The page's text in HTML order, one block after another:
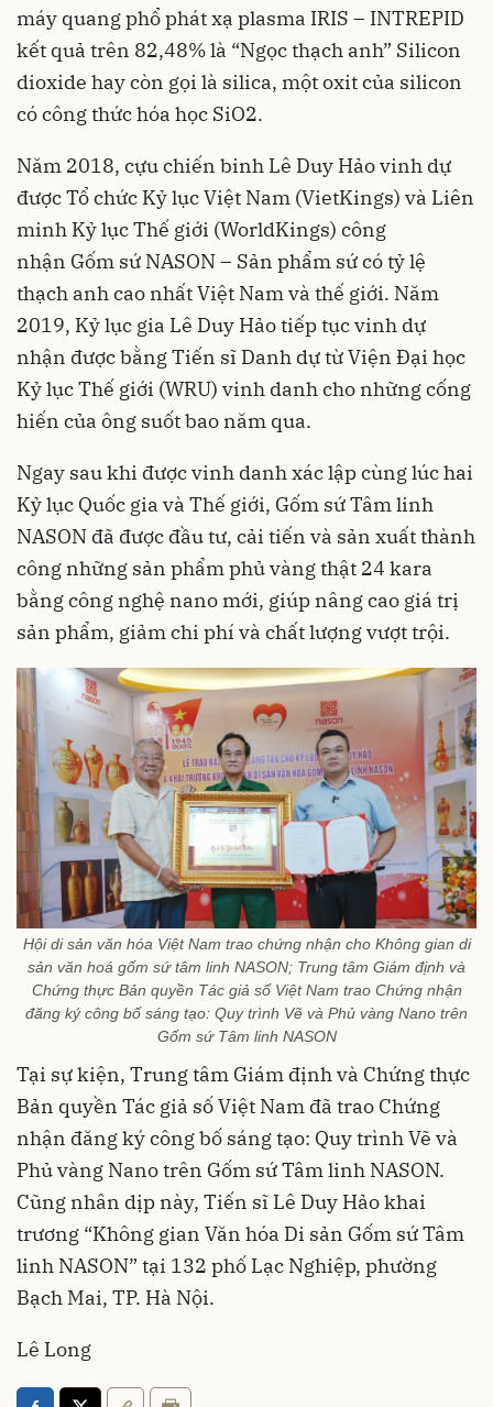
máy quang phổ phát xạ plasma IRIS – INTREPID
kết quả trên 82,48% là “Ngọc thạch anh” Silicon
dioxide hay còn gọi là silica, một oxit của silicon
có công thức hóa học SiO2.
Năm 2018, cựu chiến binh Lê Duy Hảo vinh dự
được Tổ chức Kỷ lục Việt Nam (VietKings) và Liên
minh Kỷ lục Thế giới (WorldKings) công
nhận Gốm sứ NASON – Sản phẩm sứ có tỷ lệ
thạch anh cao nhất Việt Nam và thế giới. Năm
2019, Kỷ lục gia Lê Duy Hảo tiếp tục vinh dự
nhận được bằng Tiến sĩ Danh dự từ Viện Đại học
Kỷ lục Thế giới (WRU) vinh danh cho những cống
hiến của ông suốt bao năm qua.
Ngay sau khi được vinh danh xác lập cùng lúc hai
Kỷ lục Quốc gia và Thế giới, Gốm sứ Tâm linh
NASON đã được đầu tư, cải tiến và sản xuất thành
công những sản phẩm phủ vàng thật 24 kara
bằng công nghệ nano mới, giúp nâng cao giá trị
sản phẩm, giảm chi phí và chất lượng vượt trội.
Hội di sản văn hóa Việt Nam trao chứng nhận cho Không gian di
sản văn hoá gốm sứ tâm linh NASON; Trung tâm Giám định và
Chứng thực Bản quyền Tác giả số Việt Nam trao Chứng nhận
đăng ký công bố sáng tạo: Quy trình Vẽ và Phủ vàng Nano trên
Gốm sứ Tâm linh NASON
Tại sự kiện, Trung tâm Giám định và Chứng thực
Bản quyền Tác giả số Việt Nam đã trao Chứng
nhận đăng ký công bố sáng tạo: Quy trình Vẽ và
Phủ vàng Nano trên Gốm sứ Tâm linh NASON.
Cũng nhân dịp này, Tiến sĩ Lê Duy Hảo khai
trương “Không gian Văn hóa Di sản Gốm sứ Tâm
linh NASON” tại 132 phố Lạc Nghiệp, phường
Bạch Mai, TP. Hà Nội.
Lê Long